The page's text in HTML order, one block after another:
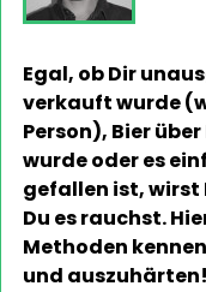
Egal, ob Dir
verkauft wurde
Person), Bier
wurde oder es
gefallen ist, wirst
Du es rauchst.
Methoden
und auszuhärten!